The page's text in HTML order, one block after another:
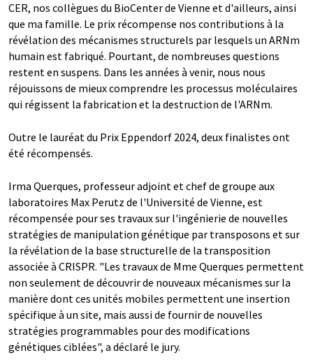
CER, nos collègues du BioCenter de Vienne et d'ailleurs, ainsi
que ma famille. Le prix récompense nos contributions à la
révélation des mécanismes structurels par lesquels un ARNm
humain est fabriqué. Pourtant, de nombreuses questions
restent en suspens. Dans les années à venir, nous nous
réjouissons de mieux comprendre les processus moléculaires
qui régissent la fabrication et la destruction de l'ARNm.
Outre le lauréat du Prix Eppendorf 2024, deux finalistes ont
été récompensés.
Irma Querques, professeur adjoint et chef de groupe aux
laboratoires Max Perutz de l'Université de Vienne, est
récompensée pour ses travaux sur l'ingénierie de nouvelles
stratégies de manipulation génétique par transposons et sur
la révélation de la base structurelle de la transposition
associée à CRISPR. "Les travaux de Mme Querques permettent
non seulement de découvrir de nouveaux mécanismes sur la
manière dont ces unités mobiles permettent une insertion
spécifique à un site, mais aussi de fournir de nouvelles
stratégies programmables pour des modifications
génétiques ciblées", a déclaré le jury.